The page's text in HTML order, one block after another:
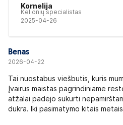
Kornelija
Kelionių specialistas
2025-04-26
Benas
2026-04-22
Tai nuostabus viešbutis, kuris
Įvairus maistas pagrindiniame
atžalai padėjo sukurti
dukra. Iki pasimatymo kitais